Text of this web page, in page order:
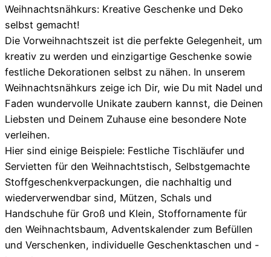
Weihnachtsnähkurs: Kreative Geschenke und Deko
selbst gemacht!
Die Vorweihnachtszeit ist die perfekte Gelegenheit, um
kreativ zu werden und einzigartige Geschenke sowie
festliche Dekorationen selbst zu nähen. In unserem
Weihnachtsnähkurs zeige ich Dir, wie Du mit Nadel und
Faden wundervolle Unikate zaubern kannst, die Deinen
Liebsten und Deinem Zuhause eine besondere Note
verleihen.
Hier sind einige Beispiele: Festliche Tischläufer und
Servietten für den Weihnachtstisch, Selbstgemachte
Stoffgeschenkverpackungen, die nachhaltig und
wiederverwendbar sind, Mützen, Schals und
Handschuhe für Groß und Klein, Stoffornamente für
den Weihnachtsbaum, Adventskalender zum Befüllen
und Verschenken, individuelle Geschenktaschen und -